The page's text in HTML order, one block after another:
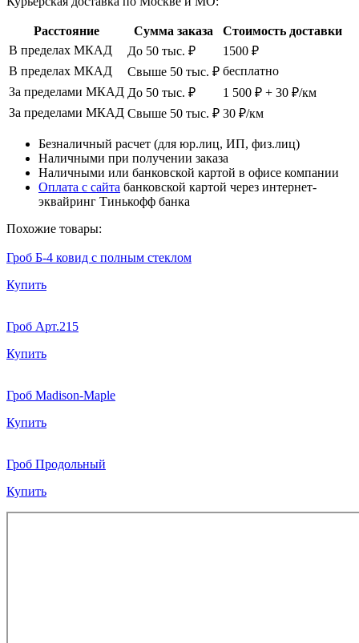
Расстояние Сумма заказа
Стоимость доставки
В пределах МКАД
До 50 тыс. ₽
1500 ₽
В пределах МКАД
Свыше 50 тыс. ₽ бесплатно
За пределами МКАД До 50 тыс. ₽
1 500 ₽ + 30 ₽/км
За пределами МКАД Свыше 50 тыс. ₽ 30 ₽/км
Безналичный расчет (для юр.лиц, ИП, физ.лиц)
Наличными при получении заказа
Наличными или банковской картой в офисе компании
Оплата с сайта банковской картой через интернет-
эквайринг Тинькофф банка
Похожие товары:
Гроб Б-4 ковид с полным стеклом
Купить
Гроб Арт.215
Купить
Гроб Madison-Maple
Купить
Гроб Продольный
Купить